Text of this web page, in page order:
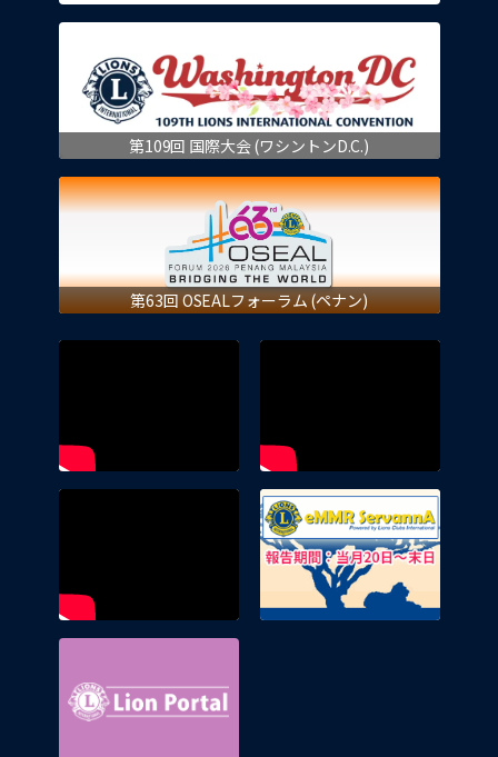
第109回 国際大会 (ワシントンD.C.)
第63回 OSEALフォーラム (ペナン)